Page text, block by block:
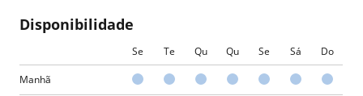
Disponibilidade
Se Te Qu Qu Se Sá Do
Manhã